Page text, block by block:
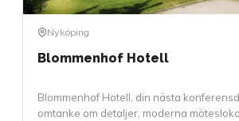
Nyköping
Blommenhof Hotell
Blommenhof Hotell, din nästa
omtanke om detaljer, moderna